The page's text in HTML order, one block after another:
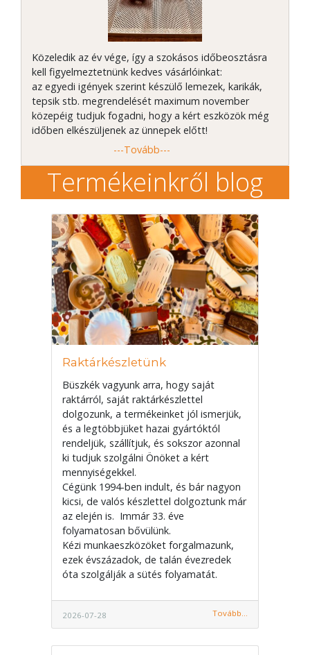
Közeledik az év vége, így a szokásos időbeosztásra
kell figyelmeztetnünk kedves vásárlóinkat:
az egyedi igények szerint készülő lemezek, karikák,
tepsik stb. megrendelését maximum november
közepéig tudjuk fogadni, hogy a kért eszközök még
időben elkészüljenek az ünnepek előtt!
---Tovább---
Termékeinkről blog
Raktárkészletünk
Büszkék vagyunk arra, hogy saját
raktárról, saját raktárkészlettel
dolgozunk, a termékeinket jól ismerjük,
és a legtöbbjüket hazai gyártóktól
rendeljük, szállítjuk, és sokszor azonnal
ki tudjuk szolgálni Önöket a kért
mennyiségekkel.
Cégünk 1994-ben indult, és bár nagyon
kicsi, de valós készlettel dolgoztunk már
az elején is. Immár 33. éve
folyamatosan bővülünk.
Kézi munkaeszközöket forgalmazunk,
ezek évszázadok, de talán évezredek
óta szolgálják a sütés folyamatát.
2026-07-28 Tovább...